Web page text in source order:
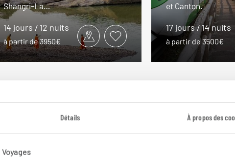
Détails À propos des
Shangri-La…
14 jours / 12 nuits
à partir de 3950€
et Canton.
17 jours / 14 nuits
à partir de 3500€